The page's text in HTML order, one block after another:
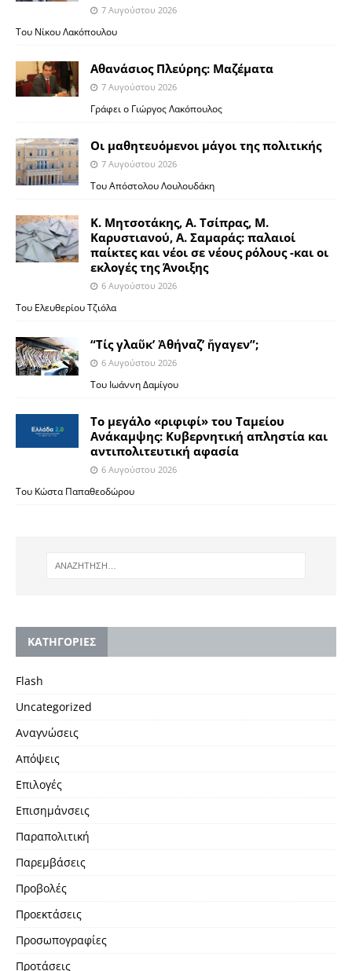
7 Αυγούστου 2026
Του Νίκου Λακόπουλου
Αθανάσιος Πλεύρης: Μαζέματα
7 Αυγούστου 2026
Γράφει ο Γιώργος Λακόπουλος
Οι μαθητευόμενοι μάγοι της πολιτικής
7 Αυγούστου 2026
Του Απόστολου Λουλουδάκη
Κ. Μητσοτάκης, Α. Τσίπρας, Μ.
Καρυστιανού, Α. Σαμαράς: παλαιοί
παίκτες και νέοι σε νέους ρόλους -και οι
εκλογές της Άνοιξης
6 Αυγούστου 2026
Του Ελευθερίου Τζιόλα
“Τίς γλαῦκ’ Ἀθήναζ’ ἤγαγεν”;
6 Αυγούστου 2026
Του Ιωάννη Δαμίγου
Το μεγάλο «ριφιφί» του Ταμείου
Ανάκαμψης: Κυβερνητική απληστία και
αντιπολιτευτική αφασία
6 Αυγούστου 2026
Του Κώστα Παπαθεοδώρου
KΑΤΗΓΟΡΙΕΣ
Flash
Uncategorized
Αναγνώσεις
Απόψεις
Επιλογές
Επισημάνσεις
Παραπολιτική
Παρεμβάσεις
Προβολές
Προεκτάσεις
Προσωπογραφίες
Προτάσεις